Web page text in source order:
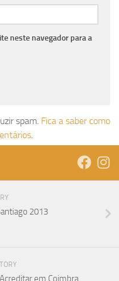
neste navegador para a
spam. Fica a saber como
2013